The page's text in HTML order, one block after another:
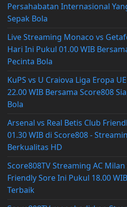
Persahabatan Internasional
Sepak Bola
Live Streaming Monaco vs
Hari Ini Pukul 01.00 WIB
Pecinta Bola
KuPS vs U Craiova Liga Eropa
22.00 WIB Bersama Score808
Bola
Arsenal vs Real Betis Club
01.30 WIB di Score808 -
Berkualitas HD
Score808TV Streaming AC
Friendly Sore Ini Pukul 18.00
Terbaik